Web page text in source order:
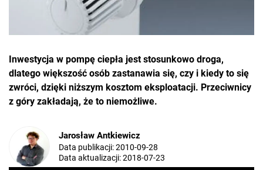
Inwestycja w pompę ciepła jest stosunkowo droga,
dlatego większość osób zastanawia się, czy i kiedy to się
zwróci, dzięki niższym kosztom eksploatacji. Przeciwnicy
z góry zakładają, że to niemożliwe.
Jarosław Antkiewicz
Data publikacji:2010-09-28
Data aktualizacji:2018-07-23